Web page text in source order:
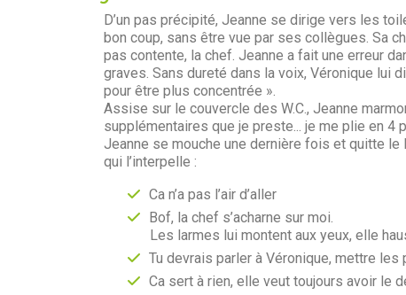
D’un pas précipité, Jeanne se dirige vers les
bon coup, sans être vue par ses collègues. Sa
pas contente, la chef. Jeanne a fait une erreur
graves. Sans dureté dans la voix, Véronique lui
pour être plus concentrée ».
Assise sur le couvercle des W.C., Jeanne
supplémentaires que je preste... je me plie en 4
Jeanne se mouche une dernière fois et quitte
qui l’interpelle :
Ca n’a pas l’air d’aller
Bof, la chef s’acharne sur moi.
Les larmes lui montent aux yeux, elle
Tu devrais parler à Véronique, mettre les
Ca sert à rien, elle veut toujours avoir le